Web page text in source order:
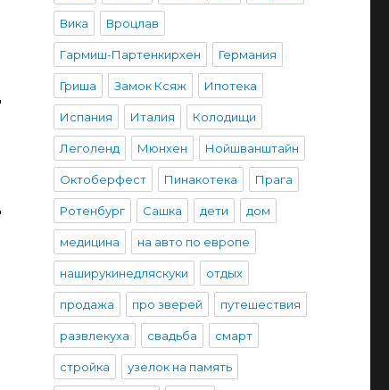
Вика Вроцлав
Гармиш-Партенкирхен Германия
Гриша Замок Ксяж Ипотека
Испания Италия Колодищи
Леголенд Мюнхен Нойшванштайн
Октоберфест Пинакотека Прага
Ротенбург Сашка дети дом
медицина на авто по европе
наширукинедляскуки отдых
продажа про зверей путешествия
развлекуха свадьба смарт
стройка узелок на память